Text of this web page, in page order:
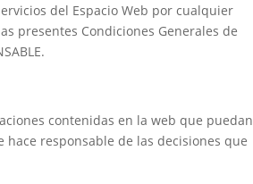
del Espacio Web por cualquier
presentes Condiciones Generales de
contenidas en la web que puedan
responsable de las decisiones que